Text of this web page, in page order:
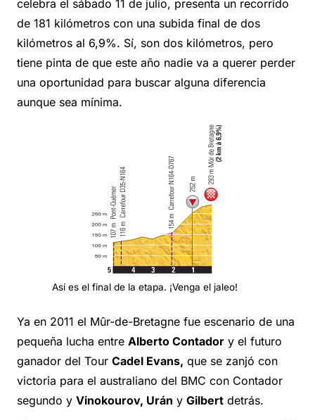
celebra el sábado 11 de julio, presenta un recorrido
de 181 kilómetros con una subida final de dos
kilómetros al 6,9%. Sí, son dos kilómetros, pero
tiene pinta de que este año nadie va a querer perder
una oportunidad para buscar alguna diferencia
aunque sea mínima.
Así es el final de la etapa. ¡Venga el jaleo!
Ya en 2011 el Mûr-de-Bretagne fue escenario de una
pequeña lucha entre Alberto Contador y el futuro
ganador del Tour Cadel Evans, que se zanjó con
victoria para el australiano del BMC con Contador
segundo y Vinokourov, Urán y Gilbert detrás.